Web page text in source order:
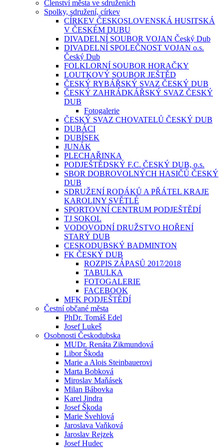
Členství města ve sdruženích
Spolky, sdružení, církev
CÍRKEV ČESKOSLOVENSKÁ HUSITSKÁ
V ČESKÉM DUBU
DIVADELNÍ SOUBOR VOJAN Český Dub
DIVADELNÍ SPOLEČNOST VOJAN o.s.
Český Dub
FOLKLORNÍ SOUBOR HORAČKY
LOUTKOVÝ SOUBOR JEŠTĚD
ČESKÝ RYBÁŘSKÝ SVAZ ČESKÝ DUB
ČESKÝ ZAHRÁDKÁŘSKÝ SVAZ ČESKÝ
DUB
Fotogalerie
ČESKÝ SVAZ CHOVATELŮ ČESKÝ DUB
DUBÁCI
DUBÍSEK
JUNÁK
PLECHAŘINKA
PODJEŠTĚDSKÝ F.C. ČESKÝ DUB, o.s.
SBOR DOBROVOLNÝCH HASIČŮ ČESKÝ
DUB
SDRUŽENÍ RODÁKŮ A PŘÁTEL KRAJE
KAROLINY SVĚTLÉ
SPORTOVNÍ CENTRUM PODJEŠTĚDÍ
TJ SOKOL
VODOVODNÍ DRUŽSTVO HOŘENÍ
STARÝ DUB
CESKODUBSKÝ BADMINTON
FK ČESKÝ DUB
ROZPIS ZÁPASŮ 2017⁄2018
TABULKA
FOTOGALERIE
FACEBOOK
MFK PODJEŠTĚDÍ
Čestní občané města
PhDr. Tomáš Edel
Josef Lukeš
Osobnosti Českodubska
MUDr. Renáta Zikmundová
Libor Škoda
Marie a Alois Steinbauerovi
Marta Bobková
Miroslav Maňásek
Milan Bábovka
Karel Jindra
Josef Škoda
Marie Švehlová
Jaroslava Vaňková
Jaroslav Rejzek
Josef Hudec